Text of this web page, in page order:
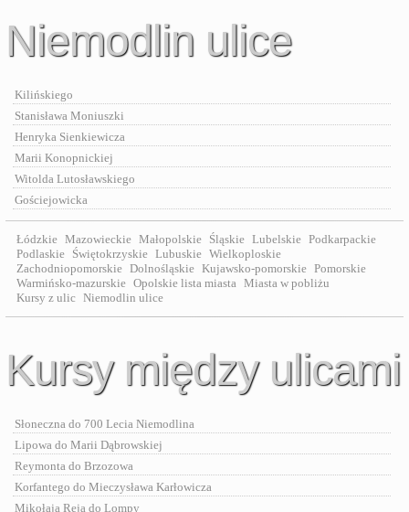
Niemodlin ulice
Kilińskiego
Stanisława Moniuszki
Henryka Sienkiewicza
Marii Konopnickiej
Witolda Lutosławskiego
Gościejowicka
Łódzkie Mazowieckie Małopolskie Śląskie Lubelskie Podkarpackie
Podlaskie Świętokrzyskie Lubuskie Wielkoploskie
Zachodniopomorskie Dolnośląskie Kujawsko-pomorskie Pomorskie
Warmińsko-mazurskie Opolskie lista miasta Miasta w pobliżu
Kursy z ulic Niemodlin ulice
Kursy między ulicami
Słoneczna do 700 Lecia Niemodlina
Lipowa do Marii Dąbrowskiej
Reymonta do Brzozowa
Korfantego do Mieczysława Karłowicza
Mikołaja Reja do Lompy